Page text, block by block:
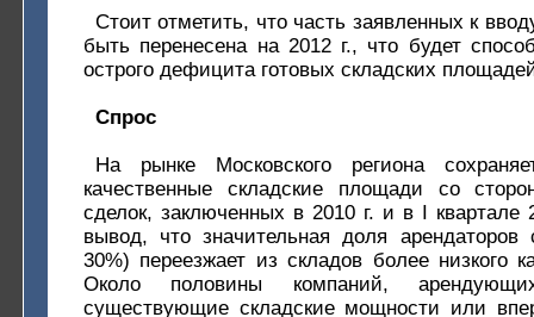
Стоит отметить, что часть заявленных к
быть перенесена на 2012 г., что будет
острого дефицита готовых складских
Спрос
На рынке Московского региона
качественные складские площади со
сделок, заключенных в 2010 г. и в I квартале
вывод, что значительная доля
30%) переезжает из складов более низкого
Около половины компаний,
существующие складские мощности или